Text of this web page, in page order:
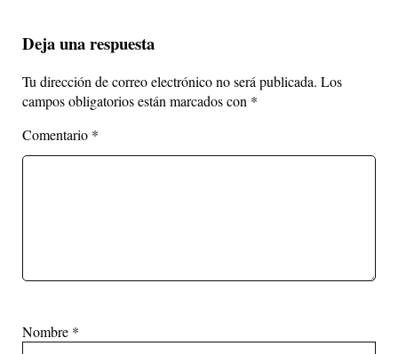
Deja una respuesta
Tu dirección de correo electrónico no será publicada. Los
campos obligatorios están marcados con *
Comentario *
Nombre *